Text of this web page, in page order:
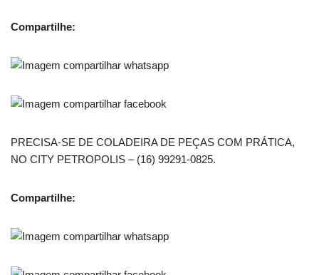
Compartilhe:
PRECISA-SE DE COLADEIRA DE PEÇAS COM PRÁTICA,
NO CITY PETROPOLIS – (16) 99291-0825.
Compartilhe: